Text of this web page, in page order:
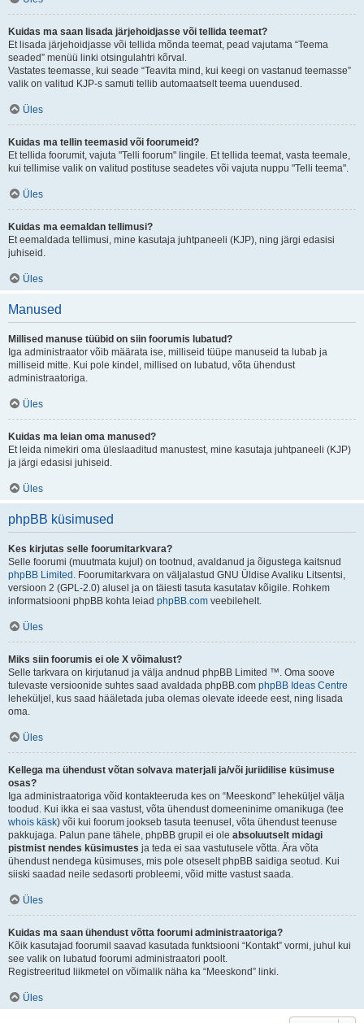
Kuidas ma saan lisada järjehoidjasse või tellida teemat?
Et lisada järjehoidjasse või tellida mõnda teemat, pead vajutama “Teema
seaded” menüü linki otsingulahtri kõrval.
Vastates teemasse, kui seade “Teavita mind, kui keegi on vastanud teemasse”
valik on valitud KJP-s samuti tellib automaatselt teema uuendused.
Üles
Kuidas ma tellin teemasid või foorumeid?
Et tellida foorumit, vajuta "Telli foorum" lingile. Et tellida teemat, vasta teemale,
kui tellimise valik on valitud postituse seadetes või vajuta nuppu "Telli teema".
Üles
Kuidas ma eemaldan tellimusi?
Et eemaldada tellimusi, mine kasutaja juhtpaneeli (KJP), ning järgi edasisi
juhiseid.
Üles
Manused
Millised manuse tüübid on siin foorumis lubatud?
Iga administraator võib määrata ise, milliseid tüüpe manuseid ta lubab ja
milliseid mitte. Kui pole kindel, millised on lubatud, võta ühendust
administraatoriga.
Üles
Kuidas ma leian oma manused?
Et leida nimekiri oma üleslaaditud manustest, mine kasutaja juhtpaneeli (KJP)
ja järgi edasisi juhiseid.
Üles
phpBB küsimused
Kes kirjutas selle foorumitarkvara?
Selle foorumi (muutmata kujul) on tootnud, avaldanud ja õigustega kaitsnud
phpBB Limited . Foorumitarkvara on väljalastud GNU Üldise Avaliku Litsentsi,
versioon 2 (GPL-2.0) alusel ja on täiesti tasuta kasutatav kõigile. Rohkem
informatsiooni phpBB kohta leiad phpBB.com veebilehelt.
Üles
Miks siin foorumis ei ole X võimalust?
Selle tarkvara on kirjutanud ja välja andnud phpBB Limited ™. Oma soove
tulevaste versioonide suhtes saad avaldada phpBB.com phpBB Ideas Centre
leheküljel, kus saad hääletada juba olemas olevate ideede eest, ning lisada
oma.
Üles
Kellega ma ühendust võtan solvava materjali ja/või juriidilise küsimuse
osas?
Iga administraatoriga võid kontakteeruda kes on “Meeskond” leheküljel välja
toodud. Kui ikka ei saa vastust, võta ühendust domeeninime omanikuga (tee
whois käsk) või kui foorum jookseb tasuta teenusel, võta ühendust teenuse
pakkujaga. Palun pane tähele, phpBB grupil ei ole absoluutselt midagi
pistmist nendes küsimustes ja teda ei saa vastutusele võtta. Ära võta
ühendust nendega küsimuses, mis pole otseselt phpBB saidiga seotud. Kui
siiski saadad neile sedasorti probleemi, võid mitte vastust saada.
Üles
Kuidas ma saan ühendust võtta foorumi administraatoriga?
Kõik kasutajad foorumil saavad kasutada funktsiooni “Kontakt” vormi, juhul kui
see valik on lubatud foorumi administraatori poolt.
Registreeritud liikmetel on võimalik näha ka “Meeskond” linki.
Üles